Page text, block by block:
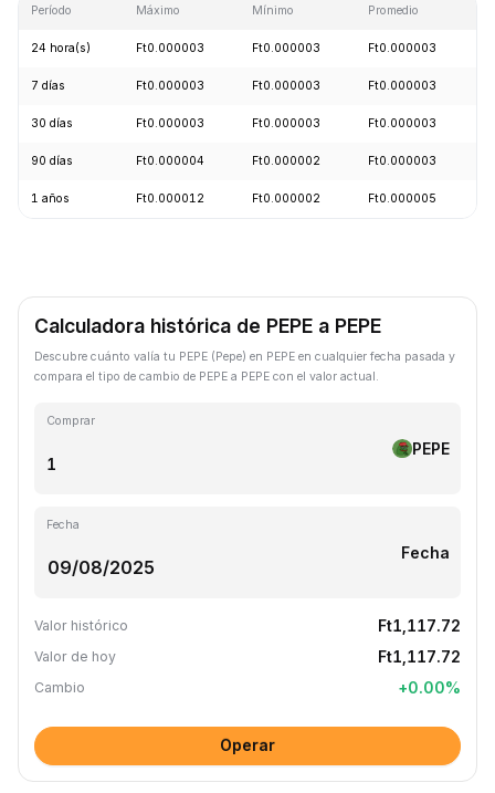
Período Máximo Mínimo Promedio
24 hora(s) Ft0.000003 Ft0.000003 Ft0.000003
7 días Ft0.000003 Ft0.000003 Ft0.000003
30 días Ft0.000003 Ft0.000003 Ft0.000003
90 días Ft0.000004 Ft0.000002 Ft0.000003
1 años Ft0.000012 Ft0.000002 Ft0.000005
Calculadora histórica de PEPE a PEPE
Descubre cuánto valía tu PEPE (Pepe) en PEPE en cualquier fecha pasada y
compara el tipo de cambio de PEPE a PEPE con el valor actual.
Comprar
PEPE
Fecha
Fecha
Valor histórico Ft1,117.72
Valor de hoy Ft1,117.72
Cambio +0.00%
Operar